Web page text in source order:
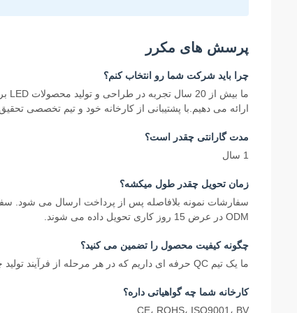
پرسش های مکرر
چرا بايد شرکت شما رو انتخاب کنم؟
ارائه می دهیم.با پشتیبانی از کارخانه خود و تیم تخصصی
مدت گارانتی چقدر است؟
1 سال
زمان تحویل چقدر طول میکشه؟
ODM در عرض 15 روز کاری تحویل داده می شوند.
چگونه کیفیت محصول را تضمین می کنید؟
ما یک تیم QC حرفه ای داریم که در هر مرحله از فرآیند تولید چک کیفیت را انجام می دهد.
کارخانه شما چه گواهیاتی داره؟
CE، ROHS، ISO9001، BV